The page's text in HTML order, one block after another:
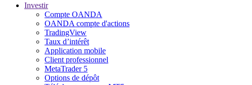
Investir
Compte OANDA
OANDA compte d'actions
TradingView
Taux d’intérêt
Application mobile
Client professionnel
MetaTrader 5
Options de dépôt